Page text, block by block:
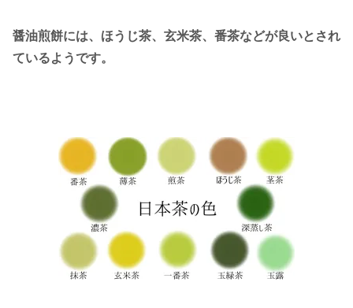
醤油煎餅には、ほうじ茶、玄米茶、番茶などが良いとされ
ているようです。